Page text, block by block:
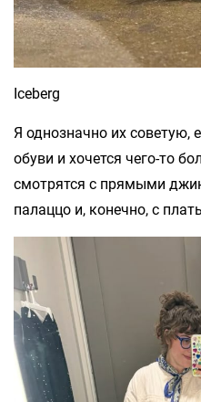
Iceberg
Я однозначно их советую,
обуви и хочется чего-то
смотрятся с прямыми
палаццо и, конечно, с